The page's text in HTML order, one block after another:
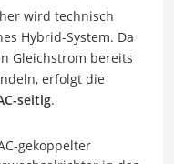
wird technisch
Hybrid-System. Da
Gleichstrom bereits
erfolgt die
seitig.
gekoppelter